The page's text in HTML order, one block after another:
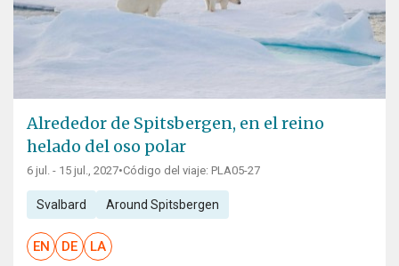
Alrededor de Spitsbergen, en el reino
helado del oso polar
6 jul. - 15 jul., 2027•Código del viaje: PLA05-27
Svalbard Around Spitsbergen
EN DE LA